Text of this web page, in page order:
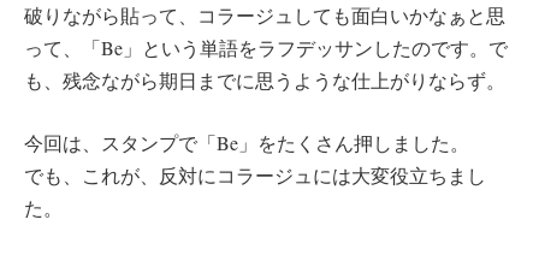
破りながら貼って、コラージュしても面白いかなぁと思
って、「Be」という単語をラフデッサンしたのです。で
も、残念ながら期日までに思うような仕上がりならず。
今回は、スタンプで「Be」をたくさん押しました。
でも、これが、反対にコラージュには大変役立ちまし
た。